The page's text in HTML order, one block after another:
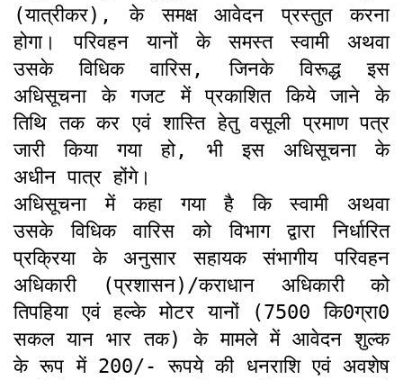
(यात्रीकर), के समक्ष आवेदन प्रस्तुत करना
होगा। परिवहन यानों के समस्त स्वामी अथवा
उसके विधिक वारिस, जिनके विरूद्ध इस
अधिसूचना के गजट में प्रकाशित किये जाने के
तिथि तक कर एवं शास्ति हेतु वसूली प्रमाण पत्र
जारी किया गया हो, भी इस अधिसूचना के
अधीन पात्र होंगे।
अधिसूचना में कहा गया है कि स्वामी अथवा
उसके विधिक वारिस को विभाग द्वारा निर्धारित
प्रक्रिया के अनुसार सहायक संभागीय परिवहन
अधिकारी (प्रशासन)/कराधान अधिकारी को
तिपहिया एवं हल्के मोटर यानों (7500 कि0ग्रा0
सकल यान भार तक) के मामले में आवेदन शुल्क
के रूप में 200/- रूपये की धनराशि एवं अवशेष